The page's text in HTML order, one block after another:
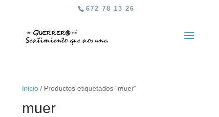
672 78 13 26
Inicio/ Productos etiquetados “muer”
muer